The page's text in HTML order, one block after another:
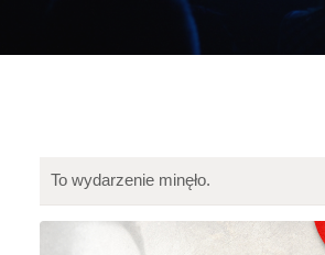
To wydarzenie minęło.